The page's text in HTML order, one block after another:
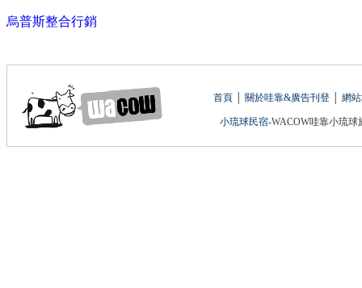
烏普斯整合行銷
首頁 關於哇靠&廣告刊登 網
小琉球民宿-WACOW哇靠小琉球